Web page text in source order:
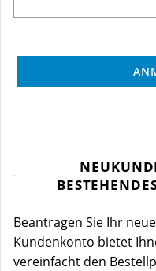
Beantragen Sie Ihr
Kundenkonto bietet
vereinfacht den